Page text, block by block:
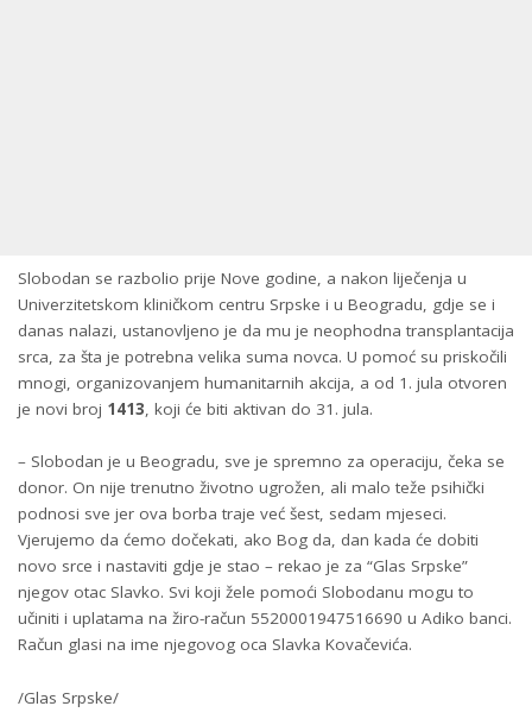
Slobodan se razbolio prije Nove godine, a nakon liječenja u
Univerzitetskom kliničkom centru Srpske i u Beogradu, gdje se i
danas nalazi, ustanovljeno je da mu je neophodna transplantacija
srca, za šta je potrebna velika suma novca. U pomoć su priskočili
mnogi, organizovanjem humanitarnih akcija, a od 1. jula otvoren
je novi broj 1413 , koji će biti aktivan do 31. jula.
– Slobodan je u Beogradu, sve je spremno za operaciju, čeka se
donor. On nije trenutno životno ugrožen, ali malo teže psihički
podnosi sve jer ova borba traje već šest, sedam mjeseci.
Vjerujemo da ćemo dočekati, ako Bog da, dan kada će dobiti
novo srce i nastaviti gdje je stao – rekao je za “Glas Srpske”
njegov otac Slavko. Svi koji žele pomoći Slobodanu mogu to
učiniti i uplatama na žiro-račun 5520001947516690 u Adiko banci.
Račun glasi na ime njegovog oca Slavka Kovačevića.
/Glas Srpske/